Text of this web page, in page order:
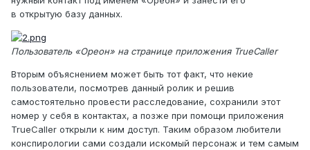
в открытую базу данных.
Пользователь «Ореон» на странице приложения TrueCaller
Вторым объяснением может быть тот факт, что некие
пользователи, посмотрев данный ролик и решив
самостоятельно провести расследование, сохранили этот
номер у себя в контактах, а позже при помощи приложения
TrueCaller открыли к ним доступ. Таким образом любители
конспирологии сами создали искомый персонаж и тем самым